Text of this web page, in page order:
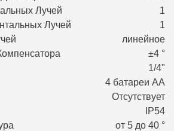
Лучей
1
Лучей
1
линейное
±4 °
1/4"
4 батареи АА
Отсутствует
IP54
от 5 до 40 °